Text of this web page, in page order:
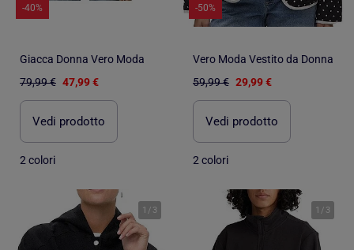
-40%
Giacca Donna Vero Moda
79,99 € 47,99 €
Vedi prodotto
2 colori
-50%
Vero Moda Vestito da Donna
59,99 € 29,99 €
Vedi prodotto
2 colori
1 / 3 1 / 3